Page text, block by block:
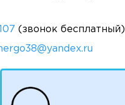
(звонок бесплатный)